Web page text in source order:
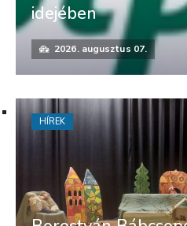
idejében
2026. augusztus 07.
HÍREK